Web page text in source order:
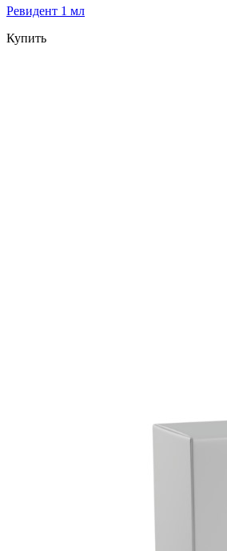
Ревидент 1 мл
Купить